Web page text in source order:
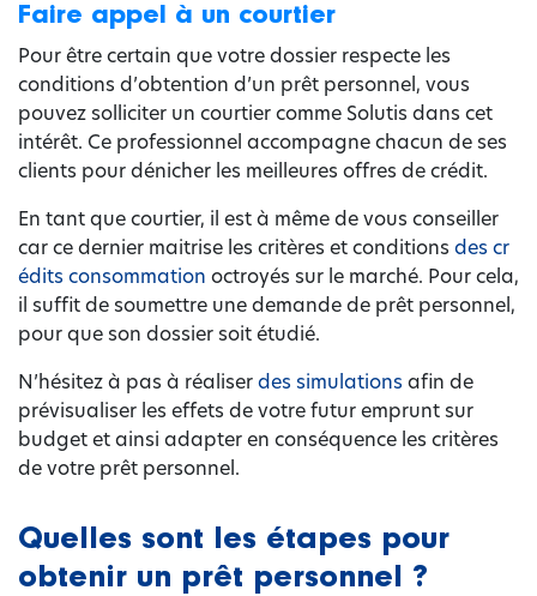
Faire appel à un courtier
Pour être certain que votre dossier respecte les
conditions d’obtention d’un prêt personnel, vous
pouvez solliciter un courtier comme Solutis dans cet
intérêt. Ce professionnel accompagne chacun de ses
clients pour dénicher les meilleures offres de crédit.
En tant que courtier, il est à même de vous conseiller
car ce dernier maitrise les critères et conditions des cr
édits consommation octroyés sur le marché. Pour cela,
il suffit de soumettre une demande de prêt personnel,
pour que son dossier soit étudié.
N’hésitez à pas à réaliserdes simulations afin de
prévisualiser les effets de votre futur emprunt sur
budget et ainsi adapter en conséquence les critères
de votre prêt personnel.
Quelles sont les étapes pour
obtenir un prêt personnel ?